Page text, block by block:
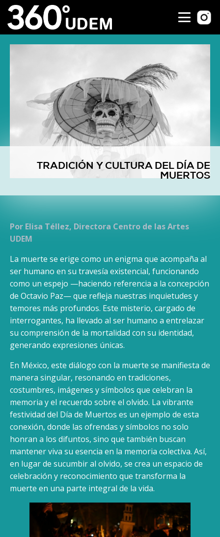
TRADICIÓN Y CULTURA DEL DÍA DE
MUERTOS
Por Elisa Téllez, Directora Centro de las Artes
UDEM
La muerte se erige como un enigma que acompaña al
ser humano en su travesía existencial, funcionando
como un espejo —haciendo referencia a la concepción
de Octavio Paz— que refleja nuestras inquietudes y
temores más profundos. Este misterio, cargado de
interrogantes, ha llevado al ser humano a entrelazar
su comprensión de la mortalidad con su identidad,
generando expresiones únicas.
En México, este diálogo con la muerte se manifiesta de
manera singular, resonando en tradiciones,
costumbres, imágenes y símbolos que celebran la
memoria y el recuerdo sobre el olvido. La vibrante
festividad del Día de Muertos es un ejemplo de esta
conexión, donde las ofrendas y símbolos no solo
honran a los difuntos, sino que también buscan
mantener viva su esencia en la memoria colectiva. Así,
en lugar de sucumbir al olvido, se crea un espacio de
celebración y reconocimiento que transforma la
muerte en una parte integral de la vida.